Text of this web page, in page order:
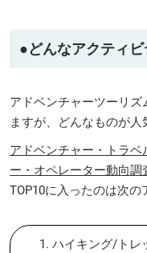
●どんなアクティ
アドベンチャーツーリ
ますが、どんなものが人
アドベンチャー・トラ
ー・オペレーター動向調
TOP10に入ったのは次の
ハイキング/トレ